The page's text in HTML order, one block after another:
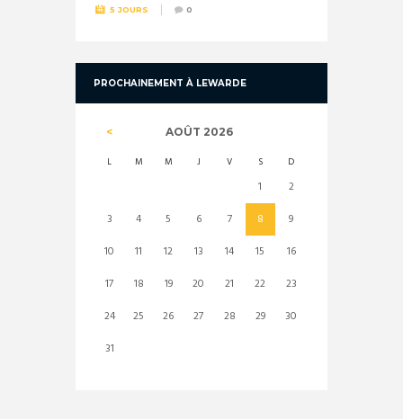
5 JOURS 0
PROCHAINEMENT À LEWARDE
AOÛT 2026
L M M J V S D
1
2
3
4 5 6 7 8
9
10
11 12 13 14 15
16
17
18 19 20 21 22
23
24
25 26 27 28 29
30
31